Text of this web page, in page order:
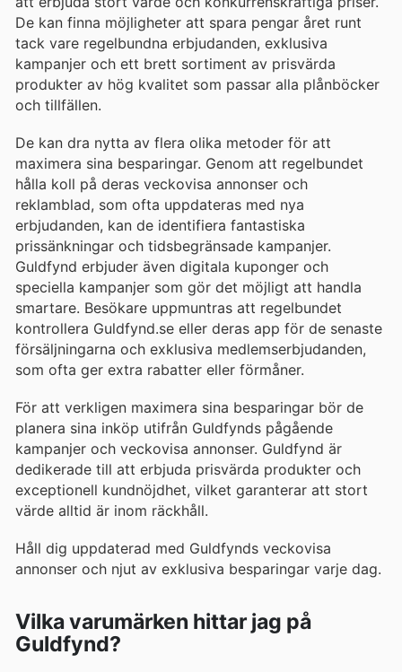
De kan finna möjligheter att spara pengar året runt
tack vare regelbundna erbjudanden, exklusiva
kampanjer och ett brett sortiment av prisvärda
produkter av hög kvalitet som passar alla plånböcker
och tillfällen.
De kan dra nytta av flera olika metoder för att
maximera sina besparingar. Genom att regelbundet
hålla koll på deras veckovisa annonser och
reklamblad, som ofta uppdateras med nya
erbjudanden, kan de identifiera fantastiska
prissänkningar och tidsbegränsade kampanjer.
Guldfynd erbjuder även digitala kuponger och
speciella kampanjer som gör det möjligt att handla
smartare. Besökare uppmuntras att regelbundet
kontrollera Guldfynd.se eller deras app för de senaste
försäljningarna och exklusiva medlemserbjudanden,
som ofta ger extra rabatter eller förmåner.
För att verkligen maximera sina besparingar bör de
planera sina inköp utifrån Guldfynds pågående
kampanjer och veckovisa annonser. Guldfynd är
dedikerade till att erbjuda prisvärda produkter och
exceptionell kundnöjdhet, vilket garanterar att stort
värde alltid är inom räckhåll.
Håll dig uppdaterad med Guldfynds veckovisa
annonser och njut av exklusiva besparingar varje dag.
Vilka varumärken hittar jag på
Guldfynd?